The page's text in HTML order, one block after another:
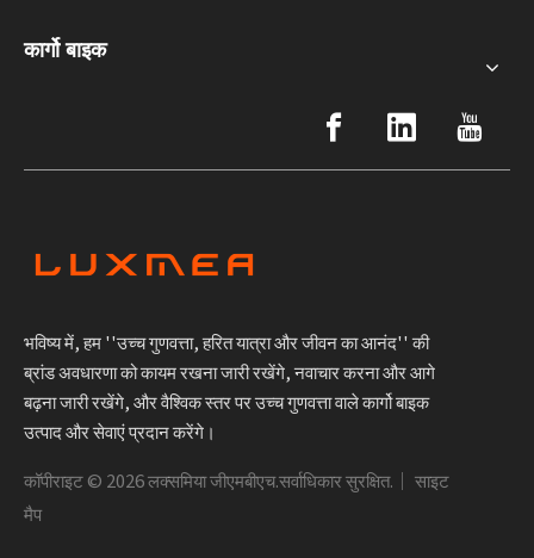
कार्गो बाइक
भविष्य में, हम ''उच्च गुणवत्ता, हरित यात्रा और जीवन का आनंद'' की
ब्रांड अवधारणा को कायम रखना जारी रखेंगे, नवाचार करना और आगे
बढ़ना जारी रखेंगे, और वैश्विक स्तर पर उच्च गुणवत्ता वाले कार्गो बाइक
उत्पाद और सेवाएं प्रदान करेंगे।
कॉपीराइट © 2026लक्समिया जीएमबीएच.सर्वाधिकार सुरक्षित.｜ साइट
मैप